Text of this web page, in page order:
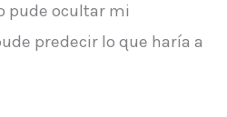
pude ocultar mi
predecir lo que haría a